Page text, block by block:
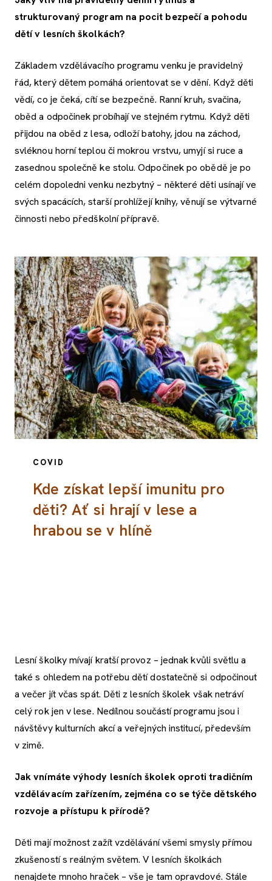
strukturovaný program na pocit bezpečí a pohodu
dětí v lesních školkách?
Základem vzdělávacího programu venku je pravidelný
řád, který dětem pomáhá orientovat se v dění. Když děti
vědí, co je čeká, cítí se bezpečně. Ranní kruh, svačina,
oběd a odpočinek probíhají ve stejném rytmu. Když děti
přijdou na oběd z lesa, odloží batohy, jdou na záchod,
svléknou horní teplou či mokrou vrstvu, umyjí si ruce a
zasednou společně ke stolu. Odpočinek po obědě je po
celém dopoledni venku nezbytný – některé děti usínají ve
svých spacácích, starší prohlížejí knihy, věnují se výtvarné
činnosti nebo předškolní přípravě.
COVID
Kde získat lepší imunitu pro
děti? Ať si hrají v lese a
hrabou se v hlíně
Lesní školky mívají kratší provoz – jednak kvůli světlu a
také s ohledem na potřebu dětí dostatečně si odpočinout
a večer jít včas spát. Děti z lesních školek však netráví
celý rok jen v lese. Nedílnou součástí programu jsou i
návštěvy kulturních akcí a veřejných institucí, především
v zimě.
Jak vnímáte výhody lesních školek oproti tradičním
vzdělávacím zařízením, zejména co se týče dětského
rozvoje a přístupu k přírodě?
Děti mají možnost zažít vzdělávání všemi smysly přímou
zkušeností s reálným světem. V lesních školkách
nenajdete mnoho hraček – vše je tam opravdové. Stále